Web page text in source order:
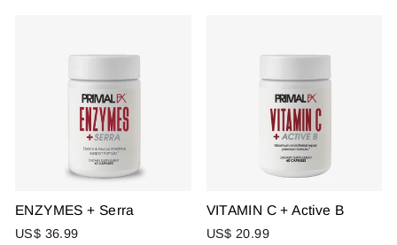
ENZYMES + Serra
US$ 36.99
VITAMIN C + Active B
US$ 20.99